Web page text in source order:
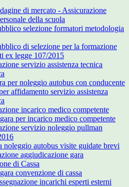
di mercato - Assicurazione
della scuola
selezione formatori metodologia
di selezione per la formazione
ex legge 107/2015
servizio assistenza tecnica
per noleggio autobus con conducente
affidamento servizio assistenza
incarico medico competente
per incarico medico competente
servizio noleggio pullman
noleggio autobus visite guidate brevi
aggiudicazione gara
di Cassa
convenzione di cassa
incarichi esperti esterni